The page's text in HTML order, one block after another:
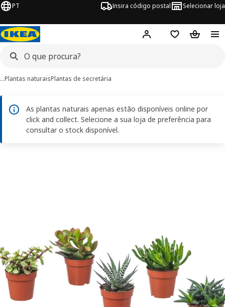
PT Insira código postal Selecionar loja
Hej! Inicie sessão
FavoritosCesto de
…Plantas naturaisPlantas de secretária
As plantas naturais apenas estão disponíveis online por
click and collect. Selecione a sua loja de preferência para
consultar o stock disponível.